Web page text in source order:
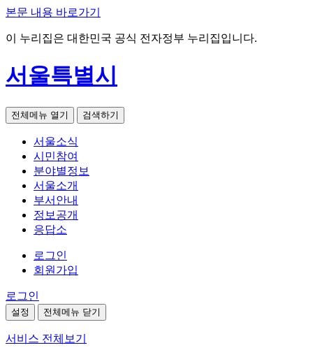
본문 내용 바로가기
이 누리집은 대한민국 공식 전자정부 누리집입니다.
서울특별시
전체메뉴 열기 검색하기
서울소식
시민참여
분야별정보
서울소개
부서안내
정보공개
응답소
로그인
회원가입
로그인
설정 전체메뉴 닫기
서비스 전체보기